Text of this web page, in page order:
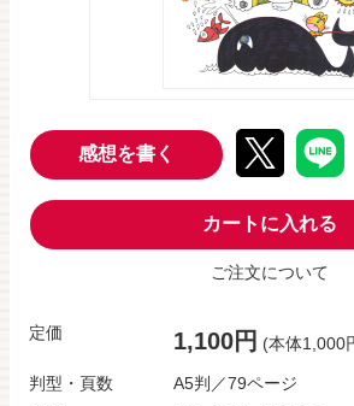
感想を書く
カートに入れる
ご注文について
定価 1,100円 (本体1,000
判型・頁数
A5判／79ページ